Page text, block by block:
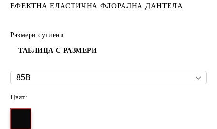
ЕФЕКТНА ЕЛАСТИЧНА ФЛОРАЛНА ДАНТЕЛА
Размери сутиени:
ТАБЛИЦА С РАЗМЕРИ
Цвят: